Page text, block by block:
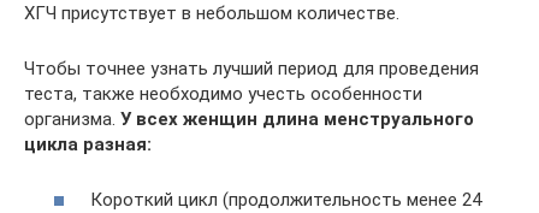
ХГЧ присутствует в небольшом количестве.
Чтобы точнее узнать лучший период для проведения
теста, также необходимо учесть особенности
организма. У всех женщин длина менструального
цикла разная:
Короткий цикл (продолжительность менее 24